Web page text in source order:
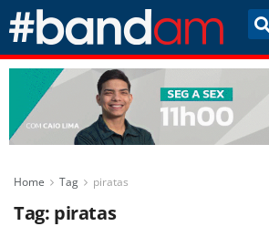
Home Tag piratas
Tag: piratas